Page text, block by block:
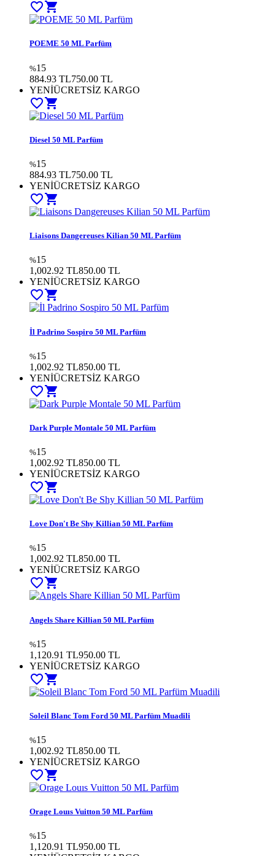
favorite_bordershopping_cart
POEME 50 ML Parfüm
%15
884.93 TL750.00 TL
YENİÜCRETSİZ KARGO
favorite_bordershopping_cart
Diesel 50 ML Parfüm
%15
884.93 TL750.00 TL
YENİÜCRETSİZ KARGO
favorite_bordershopping_cart
Liaisons Dangereuses Kilian 50 ML Parfüm
%15
1,002.92 TL850.00 TL
YENİÜCRETSİZ KARGO
favorite_bordershopping_cart
İl Padrino Sospiro 50 ML Parfüm
%15
1,002.92 TL850.00 TL
YENİÜCRETSİZ KARGO
favorite_bordershopping_cart
Dark Purple Montale 50 ML Parfüm
%15
1,002.92 TL850.00 TL
YENİÜCRETSİZ KARGO
favorite_bordershopping_cart
Love Don't Be Shy Killian 50 ML Parfüm
%15
1,002.92 TL850.00 TL
YENİÜCRETSİZ KARGO
favorite_bordershopping_cart
Angels Share Killian 50 ML Parfüm
%15
1,120.91 TL950.00 TL
YENİÜCRETSİZ KARGO
favorite_bordershopping_cart
Soleil Blanc Tom Ford 50 ML Parfüm Muadili
%15
1,002.92 TL850.00 TL
YENİÜCRETSİZ KARGO
favorite_bordershopping_cart
Orage Louıs Vuitton 50 ML Parfüm
%15
1,120.91 TL950.00 TL